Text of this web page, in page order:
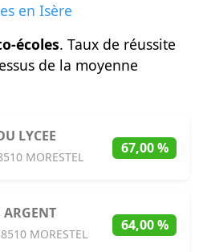
en Isère
écoles. Taux de réussite
de la moyenne
LYCEE
MORESTEL
67,00 %
ARGENT
MORESTEL
64,00 %